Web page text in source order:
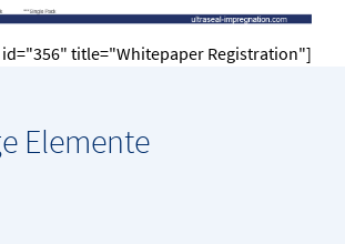
title="Whitepaper Registration"]
Elemente